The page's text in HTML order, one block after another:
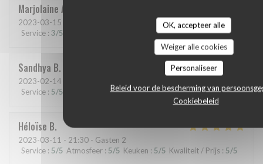
OK, accepteer alle
Weiger alle cookies
Personaliseer
Beleid voor de bescherming van
Cookiebeleid
Marjolaine A
2023-03-15
Service : 3/5 5/5 Kwaliteit / Prijs:4/5
Sandhya B
2023-02-14
Service : 5/5 5/5 Keuken:5/5 Kwaliteit / Prijs:5/5
Héloïse B
2023-03-11 - 21:30 - Gasten 2
Service : 5/5 Atmosfeer : 5/5 Keuken : 5/5 Kwaliteit / Prijs : 5/5